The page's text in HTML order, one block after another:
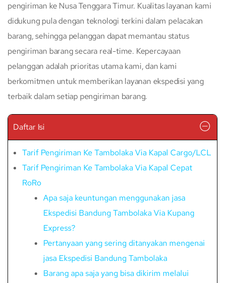
pengiriman ke Nusa Tenggara Timur. Kualitas layanan kami
didukung pula dengan teknologi terkini dalam pelacakan
barang, sehingga pelanggan dapat memantau status
pengiriman barang secara real-time. Kepercayaan
pelanggan adalah prioritas utama kami, dan kami
berkomitmen untuk memberikan layanan ekspedisi yang
terbaik dalam setiap pengiriman barang.
Daftar Isi
Tarif Pengiriman Ke Tambolaka Via Kapal Cargo/LCL
Tarif Pengiriman Ke Tambolaka Via Kapal Cepat
RoRo
Apa saja keuntungan menggunakan jasa
Ekspedisi Bandung Tambolaka Via Kupang
Express?
Pertanyaan yang sering ditanyakan mengenai
jasa Ekspedisi Bandung Tambolaka
Barang apa saja yang bisa dikirim melalui